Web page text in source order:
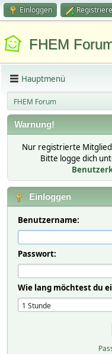
Einloggen
FHEM
Hauptmenü
FHEM Forum
Warnung!
Nur registrierte
Bitte logge dich
Einloggen
Benutzername:
Passwort:
Wie lang möchtest du